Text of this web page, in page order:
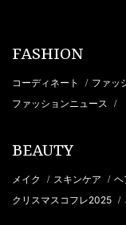
FASHION
コーディネート / ファッ
ファッションニュース /
BEAUTY
メイク / スキンケア / ヘ
クリスマスコフレ2025 /